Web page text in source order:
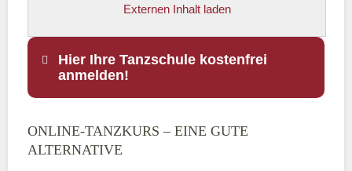
Externen Inhalt laden
Hier Ihre Tanzschule kostenfrei
anmelden!
Name
ONLINE-TANZKURS – EINE GUTE
ALTERNATIVE